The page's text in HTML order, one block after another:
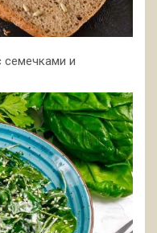
семечками и